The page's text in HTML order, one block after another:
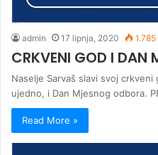
admin 17 lipnja, 2020 1.785
CRKVENI GOD I DAN
Naselje Sarvaš slavi svoj
ujedno, i Dan Mjesnog odbora.
Read More »